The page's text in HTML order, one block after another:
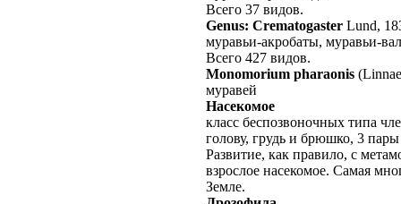
Всего 37 видов.
Genus: Crematogaster Lund,
муравьи-акробаты, муравьи-
Всего 427 видов.
Monomorium pharaonis
муравей
Насекомое
класс беспозвоночных типа
голову, грудь и брюшко, 3
Развитие, как правило, с
взрослое насекомое. Самая
Земле.